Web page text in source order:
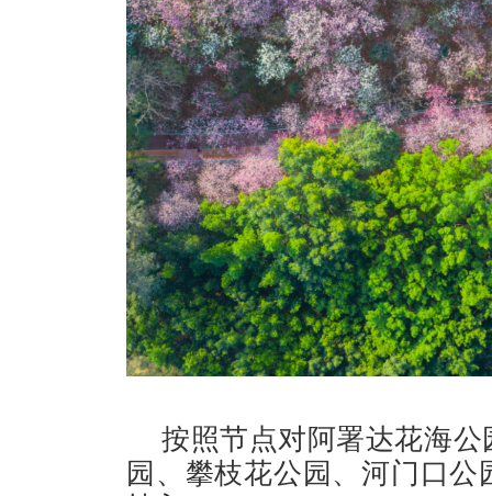
按照节点对阿署达花海
园、攀枝花公园、河门口